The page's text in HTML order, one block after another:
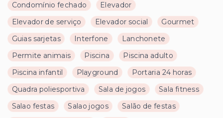
Condomínio fechado
Elevador
Elevador de serviço
Elevador social
Gourmet
Guias sarjetas
Interfone
Lanchonete
Permite animais
Piscina
Piscina adulto
Piscina infantil
Playground
Portaria 24 horas
Quadra poliesportiva
Sala de jogos
Sala fitness
Salao festas
Salao jogos
Salão de festas